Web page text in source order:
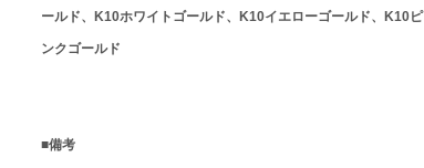
ールド、K10ホワイトゴールド、K10イエローゴールド、K10ピ
ンクゴールド
■備考